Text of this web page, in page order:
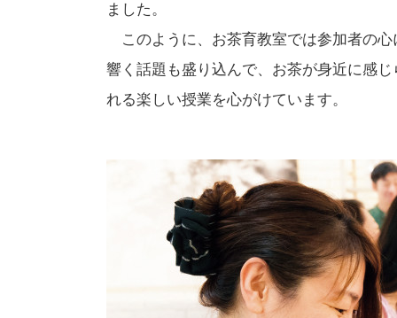
ました。
このように、お茶育教室では参加者の心
響く話題も盛り込んで、お茶が身近に感じ
れる楽しい授業を心がけています。